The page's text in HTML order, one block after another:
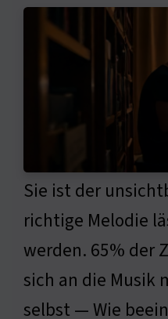
Sie ist der
richtige Melodie
werden. 65% der
sich an die Musik
selbst — Wie